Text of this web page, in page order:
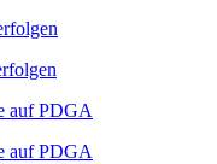
auf PDGA
auf PDGA